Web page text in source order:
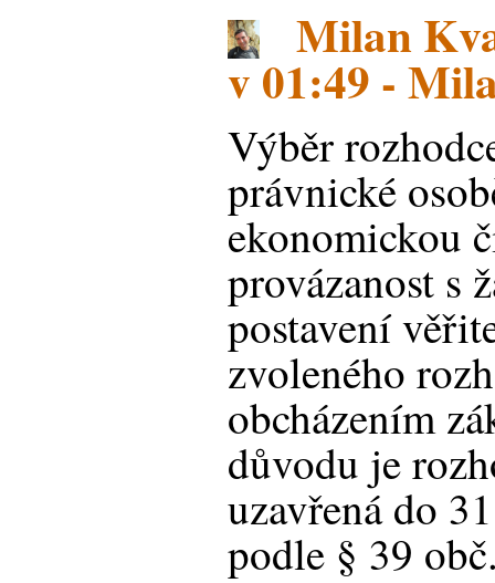
Milan
v 01:49 -
Výběr
právnické
ekonomickou
provázanost s
postavení
zvoleného
obcházením
důvodu je
uzavřená do
podle § 39